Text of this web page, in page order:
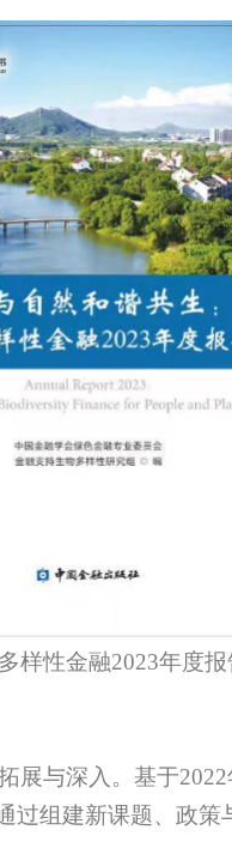
样性金融2023年度
展与深入。基于
过组建新课题、政